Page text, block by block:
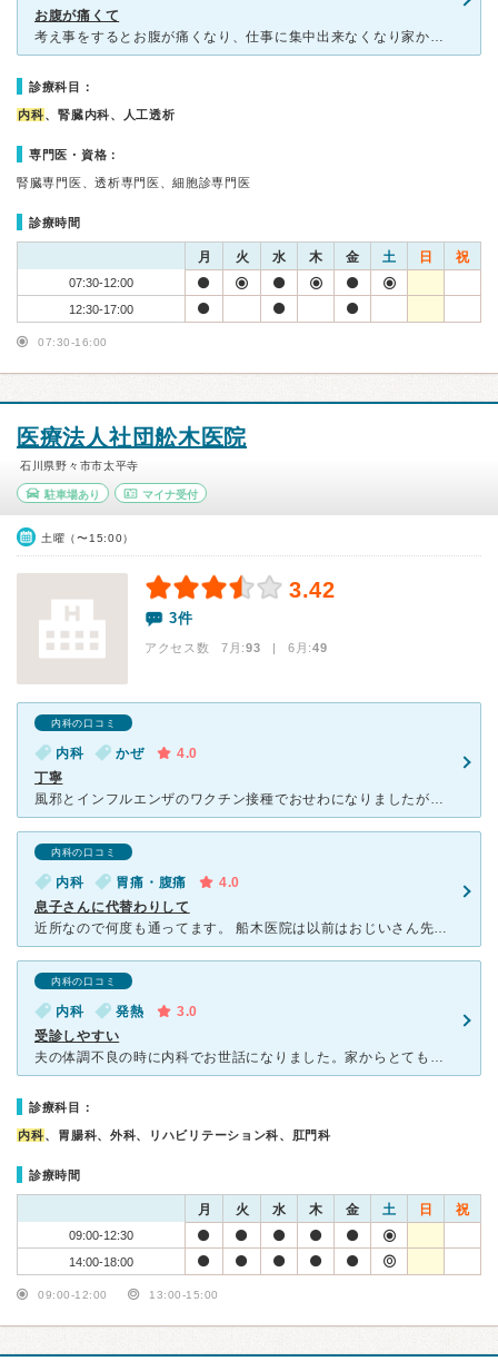
お腹が痛くて
考え事をするとお腹が痛くなり、仕事に集中出来なくなり家から近いこちらを受診しました。 院内には沢山の植物が置いてあり、とても広くて綺麗でした。 駐車場も広く停めやすいです。 朝一で受診したのもあ
診療科目：
内科、腎臓内科、人工透析
専門医・資格：
腎臓専門医、透析専門医、細胞診専門医
診療時間
月 火 水 木 金 土 日 祝
07:30-12:00
12:30-17:00
07:30-16:00
医療法人社団舩木医院
石川県野々市市太平寺
駐車場あり マイナ受付
土曜（〜15:00）
3.42
3件
アクセス数 7月:93 | 6月:49
内科の口コミ
内科 かぜ
4.0
丁寧
風邪とインフルエンザのワクチン接種でおせわになりましたが、 とても丁寧にみてくださって、安心できました。 院内はちょっと古いですし、大通りからはいったところで 最初わかりませんでしたが、 いっ
内科の口コミ
内科 胃痛・腹痛
4.0
息子さんに代替わりして
近所なので何度も通ってます。 船木医院は以前はおじいさん先生がやっていたのですが、数年前亡くなられてしまい、今は息子さん(中年の方)が継いでいます。 息子さんは先代が亡くなってすぐの頃は、随分ぼん
内科の口コミ
内科 発熱
3.0
受診しやすい
夫の体調不良の時に内科でお世話になりました。家からとても近く通いやすいので。 突然の高熱で仕事を休まざるを得なかった夫を連れて行きましたが、割と空いていて、結構穴場だと思います。 よく診てくださっ
診療科目：
内科、胃腸科、外科、リハビリテーション科、肛門科
診療時間
月 火 水 木 金 土 日 祝
09:00-12:30
14:00-18:00
09:00-12:00 13:00-15:00